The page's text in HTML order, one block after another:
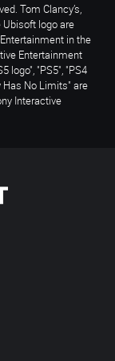
Tom Clancy’s,
Ubisoft logo are
in the
Entertainment
logo", "PS5", "PS4
Has No Limits" are
Interactive